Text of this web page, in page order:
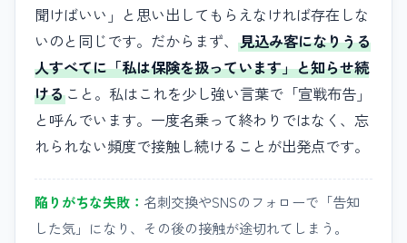
聞けばいい」と思い出してもらえなければ存在しな
いのと同じです。だからまず、 見込み客になりうる
人すべてに「私は保険を扱っています」と知らせ続
ける こと。私はこれを少し強い言葉で「宣戦布告」
と呼んでいます。一度名乗って終わりではなく、忘
れられない頻度で接触し続けることが出発点です。
陥りがちな失敗： 名刺交換やSNSのフォローで「告知
した気」になり、その後の接触が途切れてしまう。